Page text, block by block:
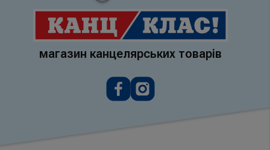
магазин канцелярських товарів